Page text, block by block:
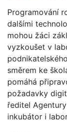
Programování
dalšími
mohou žáci
vyzkoušet v
směrem ke
pomáhá
požadavky
ředitel
inkubátor i